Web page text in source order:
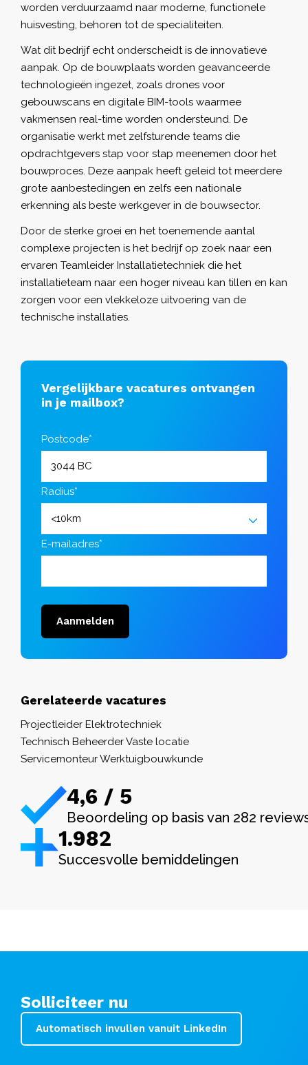
worden verduurzaamd naar moderne, functionele
huisvesting, behoren tot de specialiteiten.
Wat dit bedrijf echt onderscheidt is de innovatieve
aanpak. Op de bouwplaats worden geavanceerde
technologieën ingezet, zoals drones voor
gebouwscans en digitale BIM-tools waarmee
vakmensen real-time worden ondersteund. De
organisatie werkt met zelfsturende teams die
opdrachtgevers stap voor stap meenemen door het
bouwproces. Deze aanpak heeft geleid tot meerdere
grote aanbestedingen en zelfs een nationale
erkenning als beste werkgever in de bouwsector.
Door de sterke groei en het toenemende aantal
complexe projecten is het bedrijf op zoek naar een
ervaren Teamleider Installatietechniek die het
installatieteam naar een hoger niveau kan tillen en kan
zorgen voor een vlekkeloze uitvoering van de
technische installaties.
Vergelijkbare vacatures ontvangen
in je mailbox?
Postcode*
Radius*
E-mailadres*
Aanmelden
Gerelateerde vacatures
Projectleider Elektrotechniek
Technisch Beheerder Vaste locatie
Servicemonteur Werktuigbouwkunde
4,6 / 5
Beoordeling op basis van 282
1.982
Succesvolle bemiddelingen
Solliciteer nu
Automatisch invullen vanuit LinkedIn